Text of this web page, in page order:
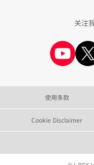
关注
使用条款
Cookie Disclaimer